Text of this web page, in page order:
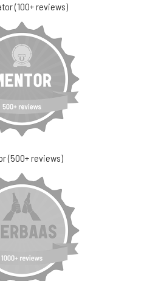
(100+ reviews)
(500+ reviews)